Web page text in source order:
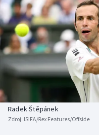
Cyklistika
DALŠÍ SPORTY
Americký fotbal
Baseball a softbal
Basketbal
Biatlon
NEPŘEHLÉDNĚTE
Soutěže
Historické návraty
Aplikace ČT sport
Radek Štěpánek
Zdroj: ISIFA/Rex Features/Offside